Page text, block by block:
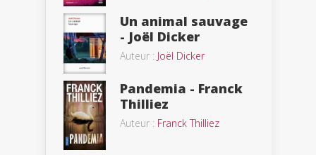
Un animal sauvage
- Joël Dicker
Auteur : Joël Dicker
Pandemia - Franck
Thilliez
Auteur : Franck Thilliez